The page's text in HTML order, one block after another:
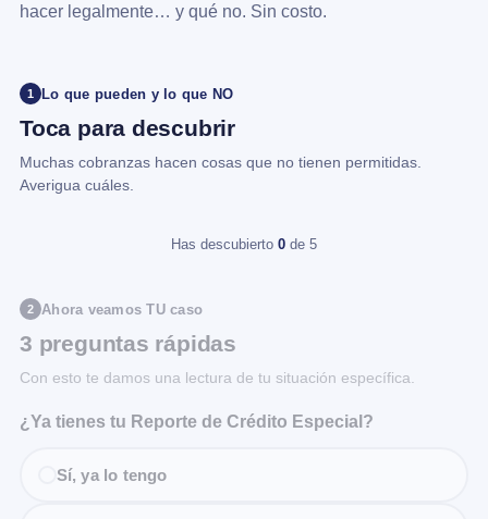
hacer legalmente… y qué no. Sin costo.
1 Lo que pueden y lo que NO
Toca para descubrir
Muchas cobranzas hacen cosas que no tienen permitidas.
Averigua cuáles.
Has descubierto 0 de 5
2 Ahora veamos TU caso
3 preguntas rápidas
Con esto te damos una lectura de tu situación específica.
¿Ya tienes tu Reporte de Crédito Especial?
Sí, ya lo tengo